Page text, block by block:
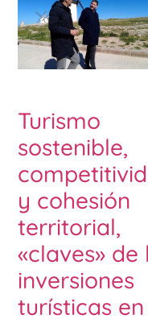
Turismo
sostenible,
y cohesión
territorial,
«claves» de
inversiones
turísticas en